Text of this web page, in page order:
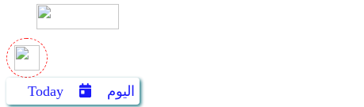
Today اليوم